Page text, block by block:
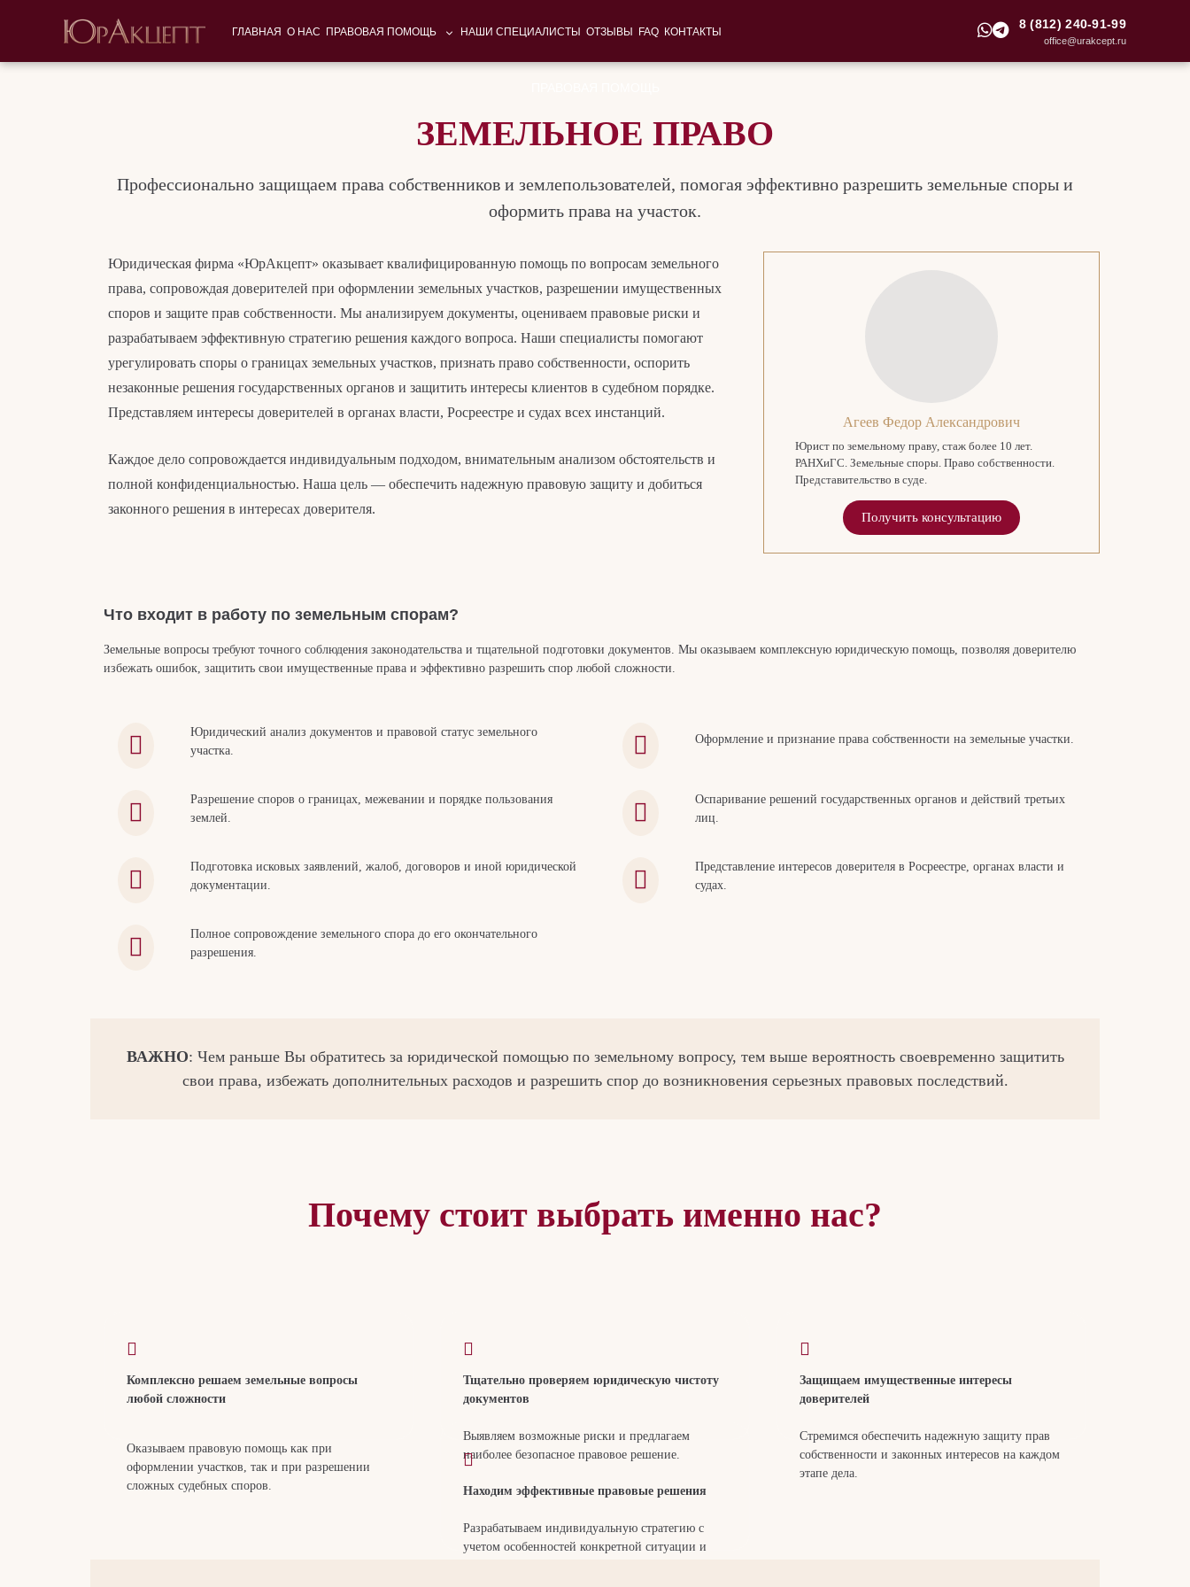
ГЛАВНАЯ О НАС ПРАВОВАЯ ПОМОЩЬ НАШИ СПЕЦИАЛИСТЫ ОТЗЫВЫ FAQ КОНТАКТЫ
8 (812) 240-91-99
office@urakcept.ru
ЗЕМЕЛЬНОЕ ПРАВО
Профессионально защищаем права собственников и землепользователей, помогая эффективно разрешить земельные споры и
оформить права на участок.
Юридическая фирма «ЮрАкцепт» оказывает квалифицированную помощь по вопросам земельного
права, сопровождая доверителей при оформлении земельных участков, разрешении имущественных
споров и защите прав собственности. Мы анализируем документы, оцениваем правовые риски и
разрабатываем эффективную стратегию решения каждого вопроса. Наши специалисты помогают
урегулировать споры о границах земельных участков, признать право собственности, оспорить
незаконные решения государственных органов и защитить интересы клиентов в судебном порядке.
Представляем интересы доверителей в органах власти, Росреестре и судах всех инстанций.
Каждое дело сопровождается индивидуальным подходом, внимательным анализом обстоятельств и
полной конфиденциальностью. Наша цель — обеспечить надежную правовую защиту и добиться
законного решения в интересах доверителя.
Агеев Федор Александрович
Юрист по земельному праву, стаж более 10 лет.
РАНХиГС. Земельные споры. Право собственности.
Представительство в суде.
Получить консультацию
Что входит в работу по земельным спорам?
Земельные вопросы требуют точного соблюдения законодательства и тщательной подготовки документов. Мы оказываем комплексную юридическую помощь, позволяя доверителю
избежать ошибок, защитить свои имущественные права и эффективно разрешить спор любой сложности.
Юридический анализ документов и правовой статус земельного
участка.
Оформление и признание права собственности на земельные участки.
Разрешение споров о границах, межевании и порядке пользования
землей.
Оспаривание решений государственных органов и действий третьих
лиц.
Подготовка исковых заявлений, жалоб, договоров и иной юридической
документации.
Представление интересов доверителя в Росреестре, органах власти и
судах.
Полное сопровождение земельного спора до его окончательного
разрешения.
ВАЖНО: Чем раньше Вы обратитесь за юридической помощью по земельному вопросу, тем выше вероятность своевременно защитить
свои права, избежать дополнительных расходов и разрешить спор до возникновения серьезных правовых последствий.
Почему стоит выбрать именно нас?
Комплексно решаем земельные вопросы
любой сложности
Оказываем правовую помощь как при
оформлении участков, так и при разрешении
сложных судебных споров.
Тщательно проверяем юридическую чистоту
документов
Выявляем возможные риски и предлагаем
наиболее безопасное правовое решение.
Защищаем имущественные интересы
доверителей
Стремимся обеспечить надежную защиту прав
собственности и законных интересов на каждом
этапе дела.
Находим эффективные правовые решения
Разрабатываем индивидуальную стратегию с
учетом особенностей конкретной ситуации и